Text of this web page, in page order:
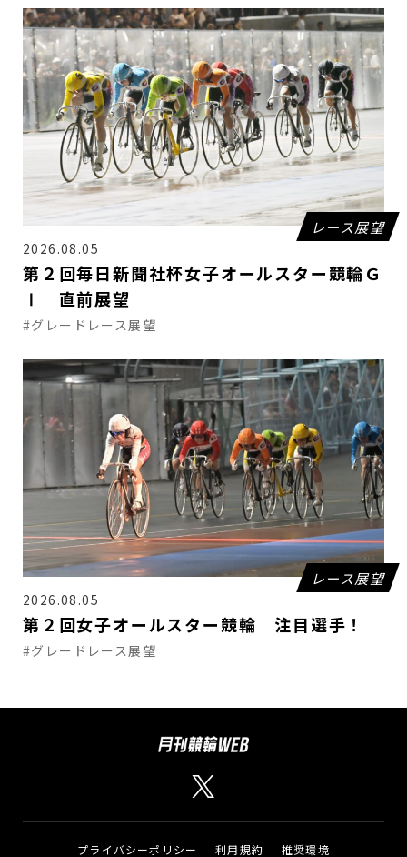
レース展望
2026.08.05
第２回毎日新聞社杯女子オールスター競輪Ｇ
Ⅰ 直前展望
#グレードレース展望
レース展望
2026.08.05
第２回女子オールスター競輪 注目選手！
#グレードレース展望
プライバシーポリシー 利用規約 推奨環境